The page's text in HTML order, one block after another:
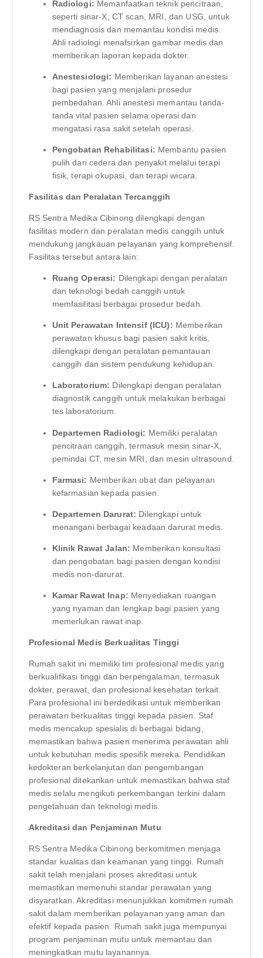
Radiologi: Memanfaatkan teknik pencitraan,
seperti sinar-X, CT scan, MRI, dan USG, untuk
mendiagnosis dan memantau kondisi medis.
Ahli radiologi menafsirkan gambar medis dan
memberikan laporan kepada dokter.
Anestesiologi: Memberikan layanan anestesi
bagi pasien yang menjalani prosedur
pembedahan. Ahli anestesi memantau tanda-
tanda vital pasien selama operasi dan
mengatasi rasa sakit setelah operasi.
Pengobatan Rehabilitasi: Membantu pasien
pulih dari cedera dan penyakit melalui terapi
fisik, terapi okupasi, dan terapi wicara.
Fasilitas dan Peralatan Tercanggih
RS Sentra Medika Cibinong dilengkapi dengan
fasilitas modern dan peralatan medis canggih untuk
mendukung jangkauan pelayanan yang komprehensif.
Fasilitas tersebut antara lain:
Ruang Operasi: Dilengkapi dengan peralatan
dan teknologi bedah canggih untuk
memfasilitasi berbagai prosedur bedah.
Unit Perawatan Intensif (ICU): Memberikan
perawatan khusus bagi pasien sakit kritis,
dilengkapi dengan peralatan pemantauan
canggih dan sistem pendukung kehidupan.
Laboratorium: Dilengkapi dengan peralatan
diagnostik canggih untuk melakukan berbagai
tes laboratorium.
Departemen Radiologi: Memiliki peralatan
pencitraan canggih, termasuk mesin sinar-X,
pemindai CT, mesin MRI, dan mesin ultrasound.
Farmasi: Memberikan obat dan pelayanan
kefarmasian kepada pasien.
Departemen Darurat: Dilengkapi untuk
menangani berbagai keadaan darurat medis.
Klinik Rawat Jalan: Memberikan konsultasi
dan pengobatan bagi pasien dengan kondisi
medis non-darurat.
Kamar Rawat Inap: Menyediakan ruangan
yang nyaman dan lengkap bagi pasien yang
memerlukan rawat inap.
Profesional Medis Berkualitas Tinggi
Rumah sakit ini memiliki tim profesional medis yang
berkualifikasi tinggi dan berpengalaman, termasuk
dokter, perawat, dan profesional kesehatan terkait.
Para profesional ini berdedikasi untuk memberikan
perawatan berkualitas tinggi kepada pasien. Staf
medis mencakup spesialis di berbagai bidang,
memastikan bahwa pasien menerima perawatan ahli
untuk kebutuhan medis spesifik mereka. Pendidikan
kedokteran berkelanjutan dan pengembangan
profesional ditekankan untuk memastikan bahwa staf
medis selalu mengikuti perkembangan terkini dalam
pengetahuan dan teknologi medis.
Akreditasi dan Penjaminan Mutu
RS Sentra Medika Cibinong berkomitmen menjaga
standar kualitas dan keamanan yang tinggi. Rumah
sakit telah menjalani proses akreditasi untuk
memastikan memenuhi standar perawatan yang
disyaratkan. Akreditasi menunjukkan komitmen rumah
sakit dalam memberikan pelayanan yang aman dan
efektif kepada pasien. Rumah sakit juga mempunyai
program penjaminan mutu untuk memantau dan
meningkatkan mutu layanannya.